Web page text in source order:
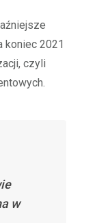
koniec 2021
czyli
w